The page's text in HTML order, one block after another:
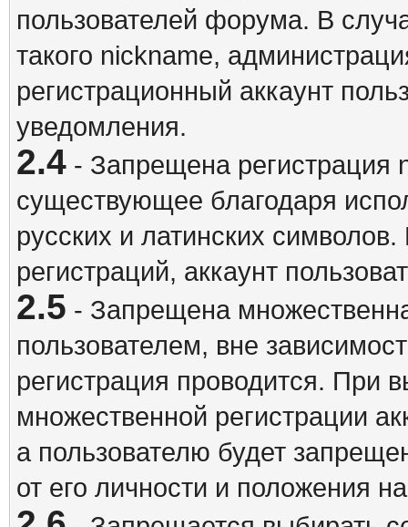
пользователей форума. В
такого nickname,
регистрационный аккаунт
уведомления.
2.4- Запрещена регистрация
существующее благодаря
русских и латинских
регистраций, аккаунт
2.5 - Запрещена
пользователем, вне
регистрация проводится. При
множественной регистрации
а пользователю будет
от его личности и положения